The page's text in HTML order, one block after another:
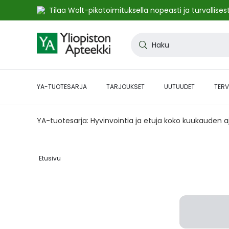
Tilaa Wolt-pikatoimituksella nopeasti ja
to
Content
YA-TUOTESARJA TARJOUKSET UUTUUDET
YA-tuotesarja: Hyvinvointia ja etuja koko
Etusivu‎